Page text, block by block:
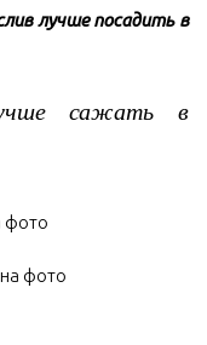
лучше посадить в
сажать в
фото
фото